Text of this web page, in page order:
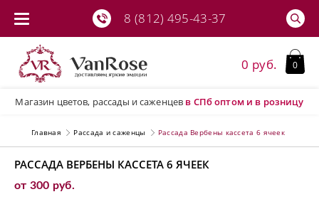
8 (812) 495-43-37
Магазин цветов, рассады и саженцев в СПбоптом и в розницу
0 руб. 0
Главная Рассада и саженцы Рассада Вербены кассета 6 ячеек
РАССАДА ВЕРБЕНЫ КАССЕТА 6 ЯЧЕЕК
от 300 руб.